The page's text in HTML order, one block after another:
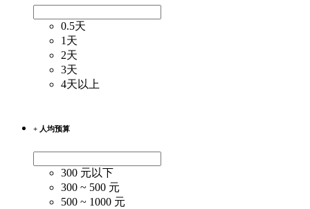
0.5天
1天
2天
3天
4天以上
+ 人均预算
300 元以下
300 ~ 500 元
500 ~ 1000 元